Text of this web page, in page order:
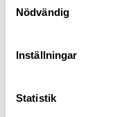
Nödvändig
Inställningar
Statistik
OM VARUMÄRKET